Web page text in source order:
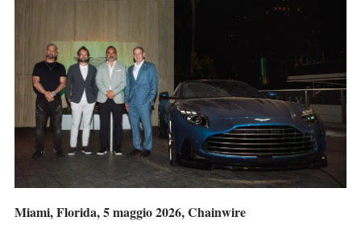
Miami, Florida, 5 maggio 2026, Chainwire